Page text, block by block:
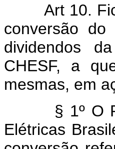
Art 10.
conversão
dividendos
CHESF, a
mesmas, em
§ 1º O
Elétricas